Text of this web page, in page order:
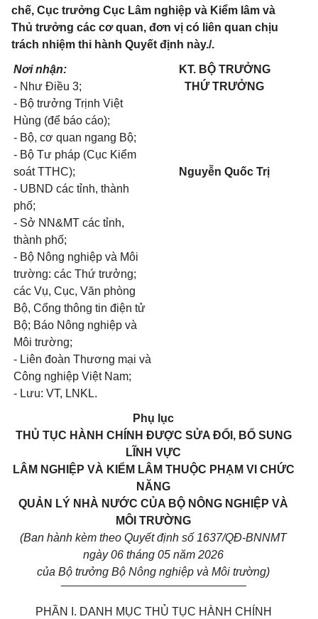
chế, Cục trưởng Cục Lâm nghiệp và Kiểm lâm và
Thủ trưởng các cơ quan, đơn vị có liên quan chịu
trách nhiệm thi hành Quyết định này./.
Nơi nhận:
- Như Điều 3;
- Bộ trưởng Trịnh Việt
Hùng (để báo cáo);
- Bộ, cơ quan ngang Bộ;
- Bộ Tư pháp (Cục Kiểm
soát TTHC);
- UBND các tỉnh, thành
phố;
- Sở NN&MT các tỉnh,
thành phố;
- Bộ Nông nghiệp và Môi
trường: các Thứ trưởng;
các Vụ, Cục, Văn phòng
Bộ, Cổng thông tin điện tử
Bộ; Báo Nông nghiệp và
Môi trường;
- Liên đoàn Thương mại và
Công nghiệp Việt Nam;
- Lưu: VT, LNKL.
KT. BỘ TRƯỞNG
THỨ TRƯỞNG
Nguyễn Quốc Trị
Phụ lục
THỦ TỤC HÀNH CHÍNH ĐƯỢC SỬA ĐỔI, BỔ SUNG
LĨNH VỰC
LÂM NGHIỆP VÀ KIỂM LÂM THUỘC PHẠM VI CHỨC
NĂNG
QUẢN LÝ NHÀ NƯỚC CỦA BỘ NÔNG NGHIỆP VÀ
MÔI TRƯỜNG
(Ban hành kèm theo Quyết định số 1637/QĐ-BNNMT
ngày 06 tháng 05 năm 2026
của Bộ trưởng Bộ Nông nghiệp và Môi trường)
_____________________________
PHẦN I. DANH MỤC THỦ TỤC HÀNH CHÍNH